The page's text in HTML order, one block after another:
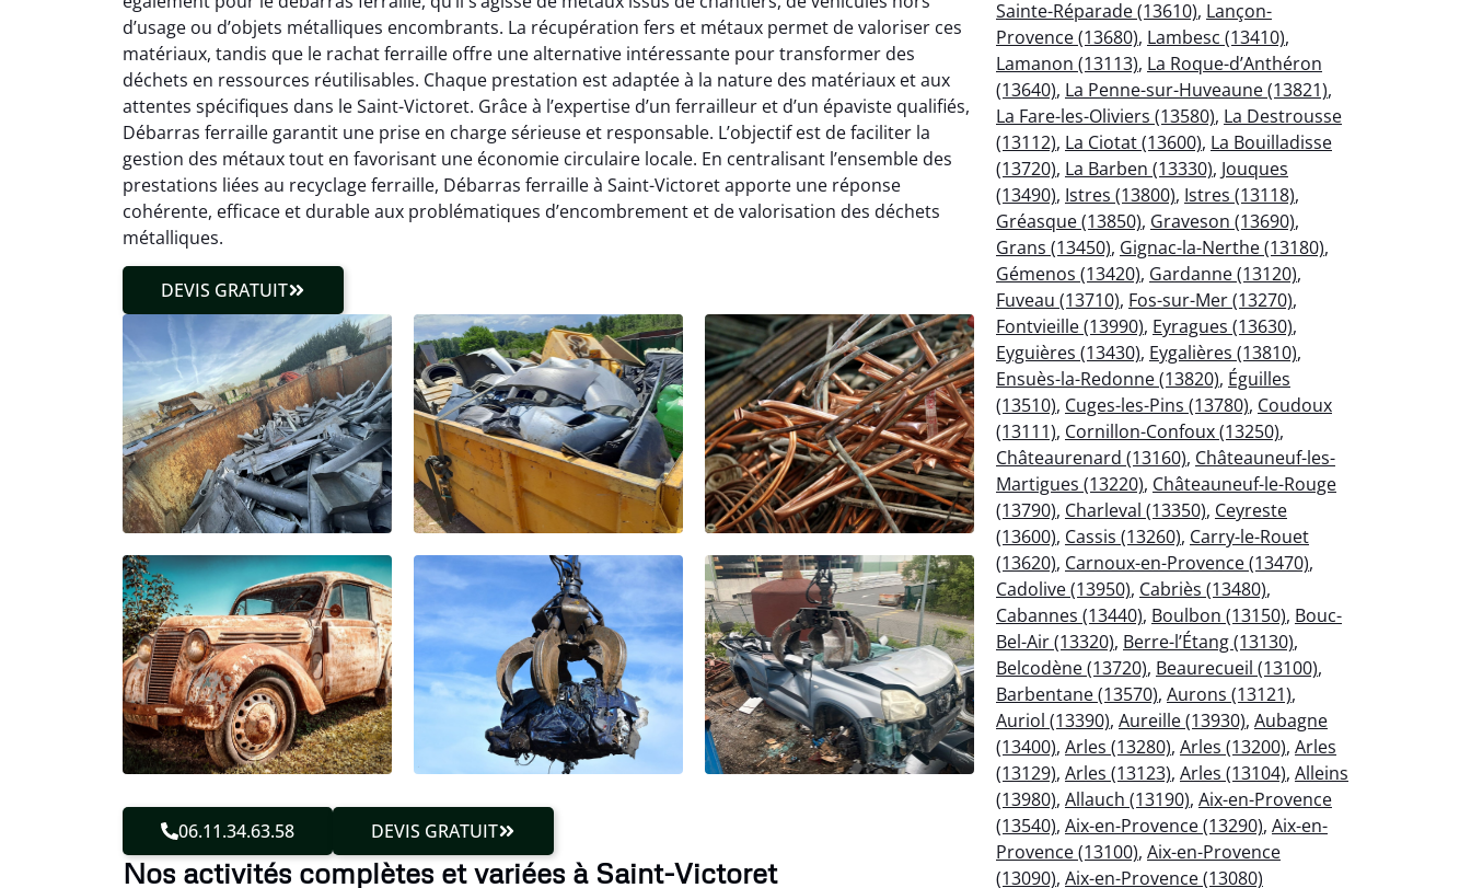
d’usage ou d’objets métalliques encombrants. La récupération fers et métaux permet de valoriser ces
matériaux, tandis que le rachat ferraille offre une alternative intéressante pour transformer des
déchets en ressources réutilisables. Chaque prestation est adaptée à la nature des matériaux et aux
attentes spécifiques dans le Saint-Victoret. Grâce à l’expertise d’un ferrailleur et d’un épaviste qualifiés,
Débarras ferraille garantit une prise en charge sérieuse et responsable. L’objectif est de faciliter la
gestion des métaux tout en favorisant une économie circulaire locale. En centralisant l’ensemble des
prestations liées au recyclage ferraille, Débarras ferraille à Saint-Victoret apporte une réponse
cohérente, efficace et durable aux problématiques d’encombrement et de valorisation des déchets
métalliques.
DEVIS GRATUIT
06.11.34.63.58 DEVIS GRATUIT
Nos activités complètes et variées à Saint-Victoret
Sainte-Réparade (13610), Lançon-
Provence (13680), Lambesc (13410),
Lamanon (13113), La Roque-d’Anthéron
(13640), La Penne-sur-Huveaune (13821),
La Fare-les-Oliviers (13580), La Destrousse
(13112), La Ciotat (13600), La Bouilladisse
(13720), La Barben (13330), Jouques
(13490), Istres (13800), Istres (13118),
Gréasque (13850), Graveson (13690),
Grans (13450), Gignac-la-Nerthe (13180),
Gémenos (13420), Gardanne (13120),
Fuveau (13710), Fos-sur-Mer (13270),
Fontvieille (13990), Eyragues (13630),
Eyguières (13430), Eygalières (13810),
Ensuès-la-Redonne (13820), Éguilles
(13510), Cuges-les-Pins (13780), Coudoux
(13111), Cornillon-Confoux (13250),
Châteaurenard (13160), Châteauneuf-les-
Martigues (13220), Châteauneuf-le-Rouge
(13790), Charleval (13350), Ceyreste
(13600), Cassis (13260), Carry-le-Rouet
(13620), Carnoux-en-Provence (13470),
Cadolive (13950), Cabriès (13480),
Cabannes (13440), Boulbon (13150), Bouc-
Bel-Air (13320), Berre-l’Étang (13130),
Belcodène (13720), Beaurecueil (13100),
Barbentane (13570), Aurons (13121),
Auriol (13390), Aureille (13930), Aubagne
(13400), Arles (13280), Arles (13200), Arles
(13129), Arles (13123), Arles (13104), Alleins
(13980), Allauch (13190), Aix-en-Provence
(13540), Aix-en-Provence (13290), Aix-en-
Provence (13100), Aix-en-Provence
(13090), Aix-en-Provence (13080)